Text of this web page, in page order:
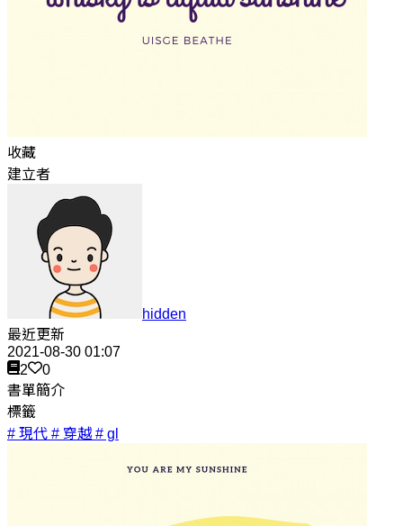
收藏
建立者
hidden
最近更新
2021-08-30 01:07
2
0
書單簡介
標籤
# 現代 # 穿越# gl